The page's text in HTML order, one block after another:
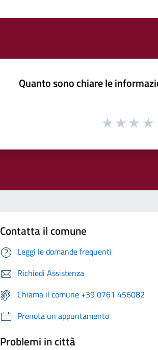
Quanto sono chiare le
Contatta il comune
Leggi le domande frequenti
Richiedi Assistenza
Chiama il comune +39 0761 456082
Prenota un appuntamento
Problemi in città